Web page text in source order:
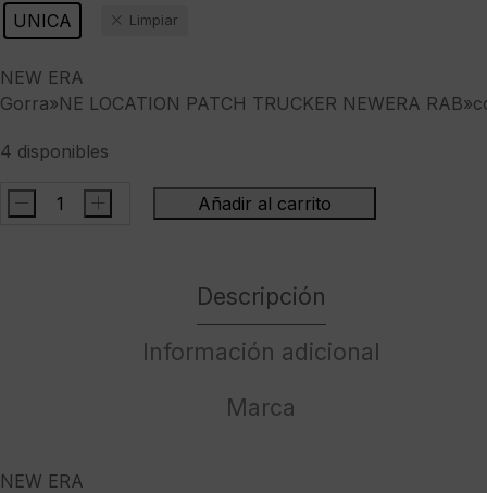
UNICA
Limpiar
NEW ERA
Gorra»NE LOCATION PATCH TRUCKER NEWERA
4 disponibles
NEW
- + Añadir al carrito
Descripción
Información adicional
Marca
NEW ERA